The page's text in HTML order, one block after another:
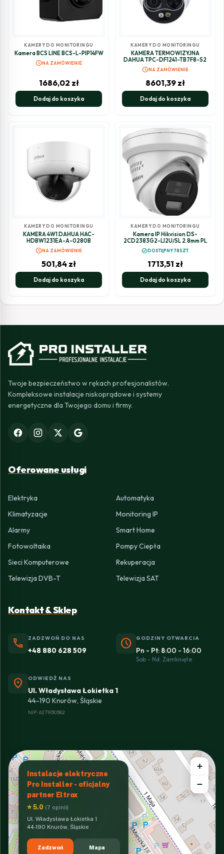
KAMERY DO MONITORINGU
Kamera BCS LINE BCS-L-PIP14FW
scheduleNA ZAMÓWIENIE
1686,02 zł
Dodaj do koszyka
KAMERY DO MONITORINGU
KAMERA TERMOWIZYJNA
DAHUA TPC-DF1241-TB7F8-S2
scheduleNA ZAMÓWIENIE
8601,39 zł
Dodaj do koszyka
KAMERY DO MONITORINGU
KAMERA 4W1 DAHUA HAC-
HDBW1231EA-A-0280B
scheduleNA ZAMÓWIENIE
501,84 zł
Dodaj do koszyka
KAMERY DO MONITORINGU
Kamera IP Hikvision DS-
2CD2383G2-LI2U/SL 2.8mm PL
check_circleDOSTĘPNY 78SZT.
1713,51 zł
Dodaj do koszyka
Twoje bezpieczeństwo w rękach profesjonalistów.
Kompleksowe instalacje niskoprądowe i systemy
energetyczne dla Twojego domu i firmy.
Oferowane usługi
Elektryka
Automatyka
Klimatyzacje
Monitoring IP
Alarmy
Smart Home
Fotowoltaika
Pompy Ciepła
Sieci Komputerowe
Rekuperacja
Telewizja DVB-T
Telewizja SAT
Kontakt & Sklep
phone ZADZWOŃ DO NAS
+48 880 628 509 schedule GODZINY OTWARCIA
Pn - Pt: 8:00 - 16:00
Sob - Nd: Zamknięte
location_on ODWIEDŹ NAS
Ul. Władysława Łokietka 1
44-190 Knurów, Śląskie
NIP: 6271930582
Instalacje elektryczne
Pro Installer - oficjalny
partner Eltrox
⭐ 5.0 (7 opinii)
Ul. Władysława Łokietka 1
44-190 Knurów, Śląskie
Zadzwoń Mapa
+
−